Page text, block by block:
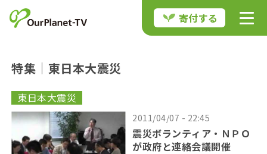
寄付する
特集｜東日本大震災
東日本大震災
2011/04/07 - 22:45
震災ボランティア・ＮＰＯ
が政府と連絡会議開催